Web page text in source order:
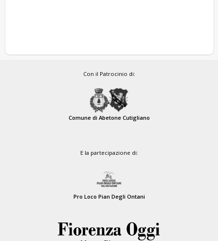
Con il Patrocinio di:
Comune di Abetone Cutigliano
E la partecipazione di:
Pro Loco Pian Degli Ontani